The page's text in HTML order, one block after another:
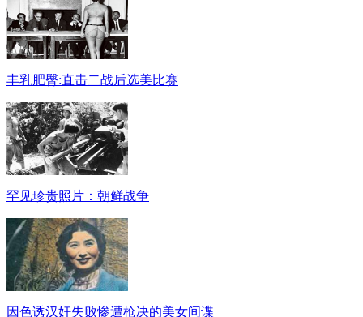
丰乳肥臀:直击二战后选美比赛
罕见珍贵照片：朝鲜战争
因色诱汉奸失败惨遭枪决的美女间谍